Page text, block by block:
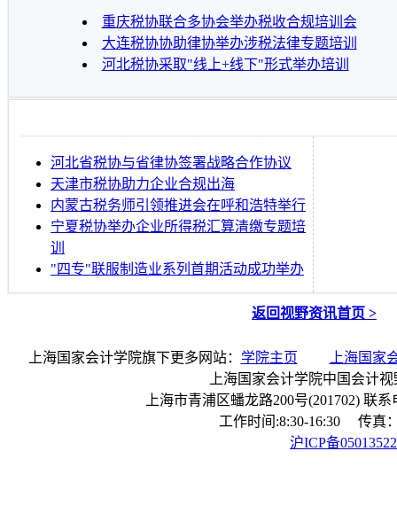
重庆税协联合多协会举办税收合规培训会
大连税协协助律协举办涉税法律专题培训
河北税协采取"线上+线下"形式举办培训
河北省税协与省律协签署战略合作协议
天津市税协助力企业合规出海
内蒙古税务师引领推进会在呼和浩特举行
宁夏税协举办企业所得税汇算清缴专题培
训
"四专"联服制造业系列首期活动成功举办
返回视野资讯首页 >
上海国家会计学院旗下更多网站： 学院主页
上海国家
上海国家会计学院中国会计
上海市青浦区蟠龙路200号(201702) 联系
工作时间:8:30-16:30 传真：
沪ICP备